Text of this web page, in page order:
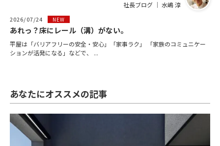
社長ブログ ｜ 水嶋 淳
2026/07/24 NEW
あれっ？床にレール（溝）がない。
平屋は「バリアフリーの安全・安心」「家事ラク」 「家族のコミュニケー
ションが活発になる」などで、 ...
あなたにオススメの記事